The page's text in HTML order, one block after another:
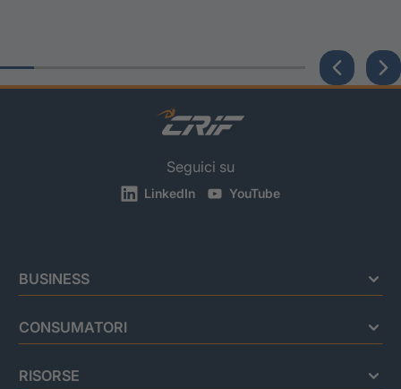
Seguici su
LinkedIn YouTube
BUSINESS
CONSUMATORI
RISORSE